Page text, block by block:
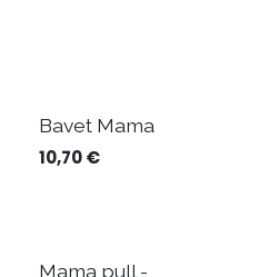
Bavet Mama
10,70€
Mama pull -